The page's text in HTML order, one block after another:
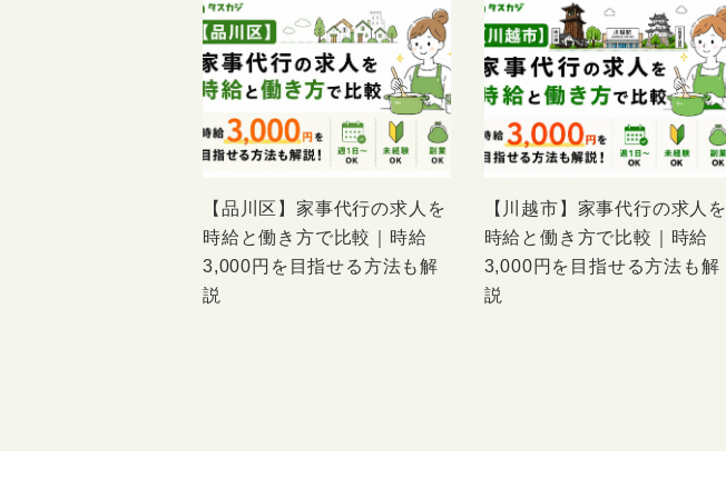
【品川区】家事代行の求人を
時給と働き方で比較｜時給
3,000円を目指せる方法も解
説
【川越市】家事代行の求人を
時給と働き方で比較｜時給
3,000円を目指せる方法も解
説